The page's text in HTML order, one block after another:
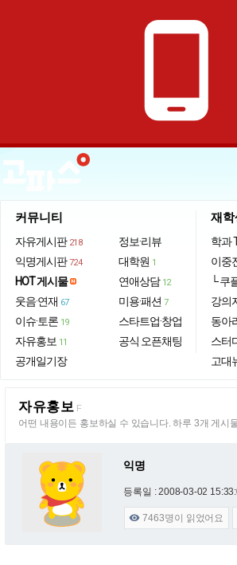
phone_android
커뮤니티
자유게시판 218
익명게시판 724
HOT 게시물
웃음·연재 67
이슈·토론 19
자유홍보 11
공개일기장
정보·리뷰
대학원 1
연애상담 12
미용·패션 7
스타트업·창업
공식 오픈채팅
재학
학과
이중
└ 쿠
강의
동아
스터
고대
자유홍보 F
어떤 내용이든 홍보하실 수 있습니다. 하루 3개 게시
익명
등록일 : 2008-03-02
 7463명이 읽었어요